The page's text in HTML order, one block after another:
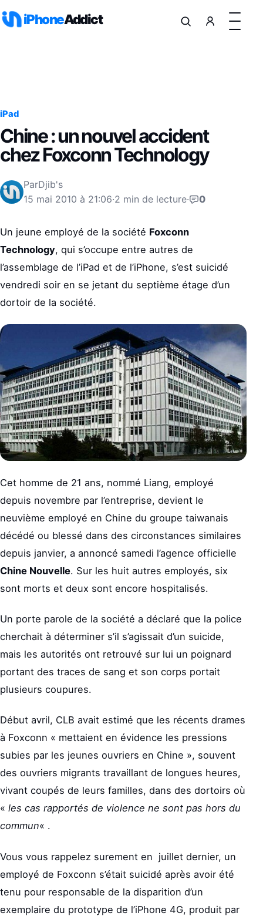
iPhoneAddict
iPad
Chine : un nouvel accident
chez Foxconn Technology
ParDjib's
15 mai 2010 à 21:06·2 min de lecture· 0
Un jeune employé de la société Foxconn
Technology, qui s’occupe entre autres de
l’assemblage de l’iPad et de l’iPhone, s’est suicidé
vendredi soir en se jetant du septième étage d’un
dortoir de la société.
Cet homme de 21 ans, nommé Liang, employé
depuis novembre par l’entreprise, devient le
neuvième employé en Chine du groupe taiwanais
décédé ou blessé dans des circonstances similaires
depuis janvier, a annoncé samedi l’agence officielle
Chine Nouvelle. Sur les huit autres employés, six
sont morts et deux sont encore hospitalisés.
Un porte parole de la société a déclaré que la police
cherchait à déterminer s’il s’agissait d’un suicide,
mais les autorités ont retrouvé sur lui un poignard
portant des traces de sang et son corps portait
plusieurs coupures.
Début avril, CLB avait estimé que les récents drames
à Foxconn « mettaient en évidence les pressions
subies par les jeunes ouvriers en Chine », souvent
des ouvriers migrants travaillant de longues heures,
vivant coupés de leurs familles, dans des dortoirs où
« les cas rapportés de violence ne sont pas hors du
commun« .
Vous vous rappelez surement en juillet dernier, un
employé de Foxconn s’était suicidé après avoir été
tenu pour responsable de la disparition d’un
exemplaire du prototype de l’iPhone 4G, produit par